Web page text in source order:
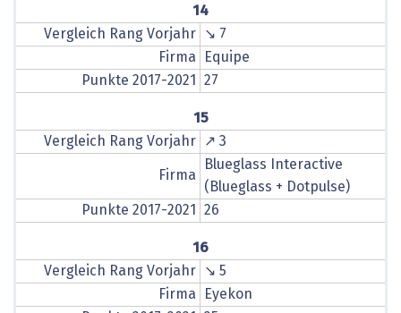
14
Vergleich Rang Vorjahr
↘ 7
Firma
Equipe
Punkte 2017-2021
27
15
Vergleich Rang Vorjahr
↗ 3
Firma
Blueglass Interactive
(Blueglass + Dotpulse)
Punkte 2017-2021
26
16
Vergleich Rang Vorjahr
↘ 5
Firma
Eyekon